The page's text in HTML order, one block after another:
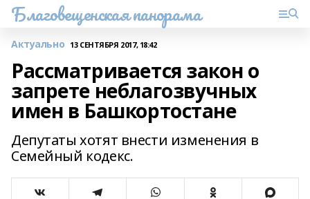
Благовещенская панорама
Актуально 13 СЕНТЯБРЯ 2017, 18:42
Рассматривается закон о
запрете неблагозвучных
имен в Башкортостане
Депутаты хотят внести изменения в
Семейный кодекс.